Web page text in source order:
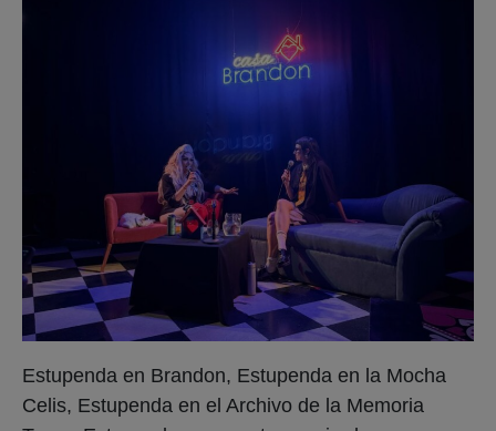
Estupenda en Brandon, Estupenda en la Mocha
Celis, Estupenda en el Archivo de la Memoria